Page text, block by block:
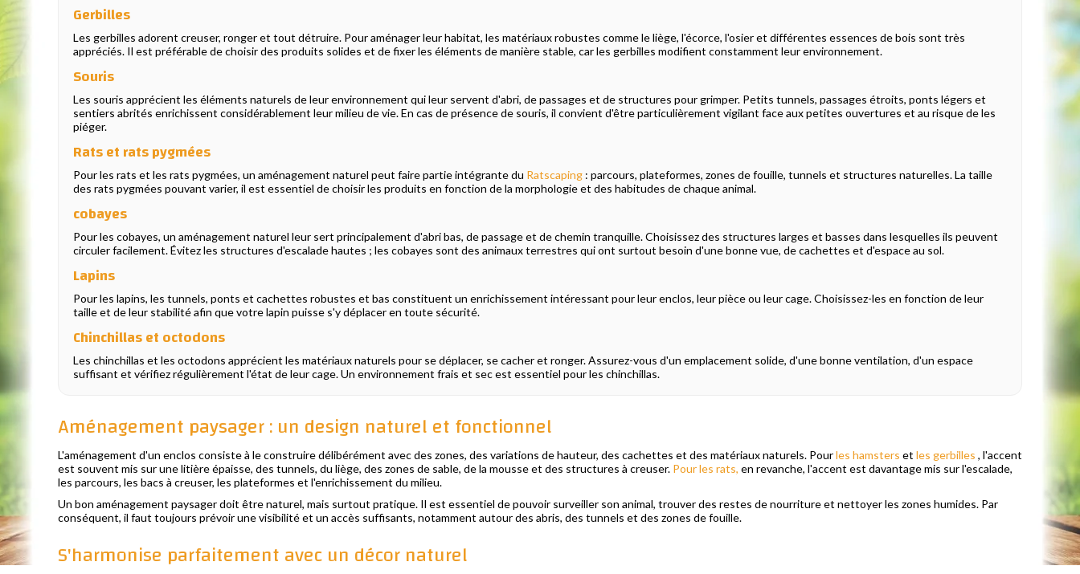
Gerbilles
Les gerbilles adorent creuser, ronger et tout détruire. Pour aménager leur habitat, les matériaux robustes comme le liège, l'écorce, l'osier et différentes essences de bois sont très
appréciés. Il est préférable de choisir des produits solides et de fixer les éléments de manière stable, car les gerbilles modifient constamment leur environnement.
Souris
Les souris apprécient les éléments naturels de leur environnement qui leur servent d'abri, de passages et de structures pour grimper. Petits tunnels, passages étroits, ponts légers et
sentiers abrités enrichissent considérablement leur milieu de vie. En cas de présence de souris, il convient d'être particulièrement vigilant face aux petites ouvertures et au risque de les
piéger.
Rats et rats pygmées
Pour les rats et les rats pygmées, un aménagement naturel peut faire partie intégrante du Ratscaping : parcours, plateformes, zones de fouille, tunnels et structures naturelles. La taille
des rats pygmées pouvant varier, il est essentiel de choisir les produits en fonction de la morphologie et des habitudes de chaque animal.
cobayes
Pour les cobayes, un aménagement naturel leur sert principalement d'abri bas, de passage et de chemin tranquille. Choisissez des structures larges et basses dans lesquelles ils peuvent
circuler facilement. Évitez les structures d'escalade hautes ; les cobayes sont des animaux terrestres qui ont surtout besoin d'une bonne vue, de cachettes et d'espace au sol.
Lapins
Pour les lapins, les tunnels, ponts et cachettes robustes et bas constituent un enrichissement intéressant pour leur enclos, leur pièce ou leur cage. Choisissez-les en fonction de leur
taille et de leur stabilité afin que votre lapin puisse s'y déplacer en toute sécurité.
Chinchillas et octodons
Les chinchillas et les octodons apprécient les matériaux naturels pour se déplacer, se cacher et ronger. Assurez-vous d'un emplacement solide, d'une bonne ventilation, d'un espace
suffisant et vérifiez régulièrement l'état de leur cage. Un environnement frais et sec est essentiel pour les chinchillas.
Aménagement paysager : un design naturel et fonctionnel
L'aménagement d'un enclos consiste à le construire délibérément avec des zones, des variations de hauteur, des cachettes et des matériaux naturels. Pourles hamsters et les gerbilles , l'accent
est souvent mis sur une litière épaisse, des tunnels, du liège, des zones de sable, de la mousse et des structures à creuser. Pour les rats, en revanche, l'accent est davantage mis sur l'escalade,
les parcours, les bacs à creuser, les plateformes et l'enrichissement du milieu.
Un bon aménagement paysager doit être naturel, mais surtout pratique. Il est essentiel de pouvoir surveiller son animal, trouver des restes de nourriture et nettoyer les zones humides. Par
conséquent, il faut toujours prévoir une visibilité et un accès suffisants, notamment autour des abris, des tunnels et des zones de fouille.
S'harmonise parfaitement avec un décor naturel